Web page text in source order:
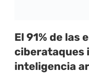
El 91% de las
ciberataques
inteligencia